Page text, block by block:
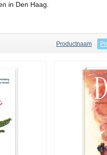
in Den Haag.
Productnaam